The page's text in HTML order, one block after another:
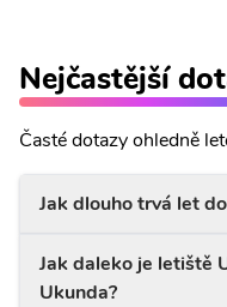
Nejčastější
Časté dotazy ohledně
Jak dlouho trvá let
Jak daleko je letiště
Ukunda?